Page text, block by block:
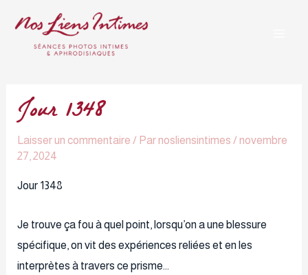
contenu
Jour 1348
Laisser un commentaire / Par nosliensintimes/ novembre
27, 2024
Jour 1348
Je trouve ça fou à quel point, lorsqu’on a une blessure
spécifique, on vit des expériences reliées et en les
interprètes à travers ce prisme…
des
articles